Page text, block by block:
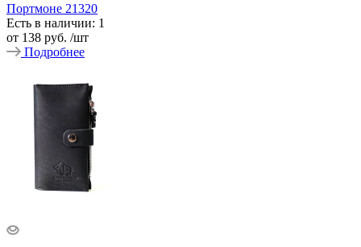
Портмоне 21320
Есть в наличии: 1
от 138 руб. /шт
Подробнее